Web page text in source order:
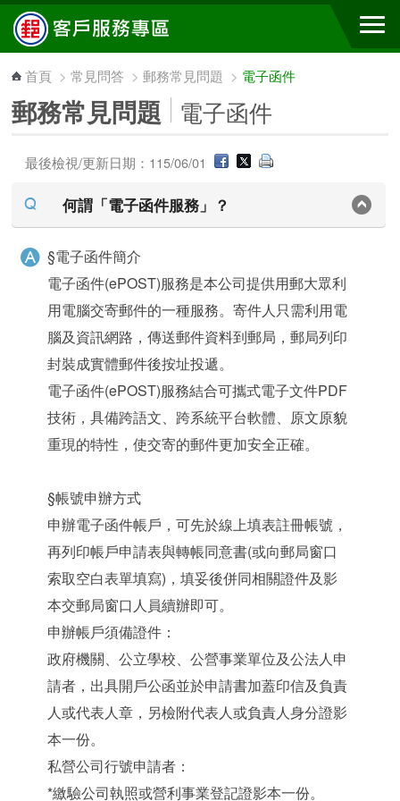
跳到主要內容區塊
首頁 >常見問答 >郵務常見問題 > 電子函件
郵務常見問題 電子函件
最後檢視/更新日期：115/06/01
何謂「電子函件服務」？
§電子函件簡介
電子函件(ePOST)服務是本公司提供用郵大眾利
用電腦交寄郵件的一種服務。寄件人只需利用電
腦及資訊網路，傳送郵件資料到郵局，郵局列印
封裝成實體郵件後按址投遞。
電子函件(ePOST)服務結合可攜式電子文件PDF
技術，具備跨語文、跨系統平台軟體、原文原貌
重現的特性，使交寄的郵件更加安全正確。
§帳號申辦方式
申辦電子函件帳戶，可先於線上填表註冊帳號，
再列印帳戶申請表與轉帳同意書(或向郵局窗口
索取空白表單填寫)，填妥後併同相關證件及影
本交郵局窗口人員續辦即可。
申辦帳戶須備證件：
政府機關、公立學校、公營事業單位及公法人申
請者，出具開戶公函並於申請書加蓋印信及負責
人或代表人章，另檢附代表人或負責人身分證影
本一份。
私營公司行號申請者：
*繳驗公司執照或營利事業登記證影本一份。